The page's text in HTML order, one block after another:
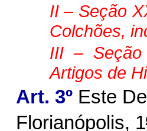
II – Seção
Colchões,
III – Seção
Artigos de
Art. 3ºEste
Florianópolis, 1